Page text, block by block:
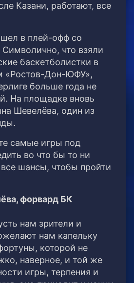
Казани, работают, все
в плей-офф со
Символично, что взяли
баскетболистки в
«Ростов-Дон-ЮФУ»,
больше года не
На площадке вновь
Шевелёва, один из
самые игры под
во что бы то ни
шансы, чтобы пройти
форвард БК
нам зрители и
нам капельку
которой не
наверное, и той же
игры, терпения и